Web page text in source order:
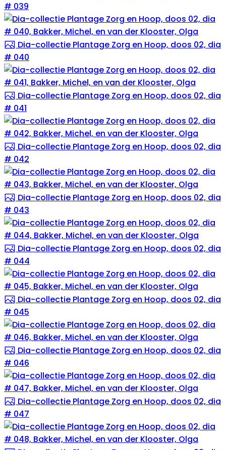
# 039
Dia-collectie Plantage Zorg en Hoop, doos 02, dia
# 040
Dia-collectie Plantage Zorg en Hoop, doos 02, dia
# 041
Dia-collectie Plantage Zorg en Hoop, doos 02, dia
# 042
Dia-collectie Plantage Zorg en Hoop, doos 02, dia
# 043
Dia-collectie Plantage Zorg en Hoop, doos 02, dia
# 044
Dia-collectie Plantage Zorg en Hoop, doos 02, dia
# 045
Dia-collectie Plantage Zorg en Hoop, doos 02, dia
# 046
Dia-collectie Plantage Zorg en Hoop, doos 02, dia
# 047